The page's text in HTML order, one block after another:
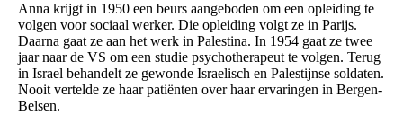
Anna krijgt in 1950 een beurs aangeboden om een opleiding te
volgen voor sociaal werker. Die opleiding volgt ze in Parijs.
Daarna gaat ze aan het werk in Palestina. In 1954 gaat ze twee
jaar naar de VS om een studie psychotherapeut te volgen. Terug
in Israel behandelt ze gewonde Israelisch en Palestijnse soldaten.
Nooit vertelde ze haar patiënten over haar ervaringen in Bergen-
Belsen.